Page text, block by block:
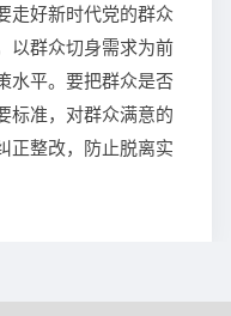
走好新时代党的群众
以群众切身需求为前
水平。要把群众是否
标准，对群众满意的
正整改，防止脱离实